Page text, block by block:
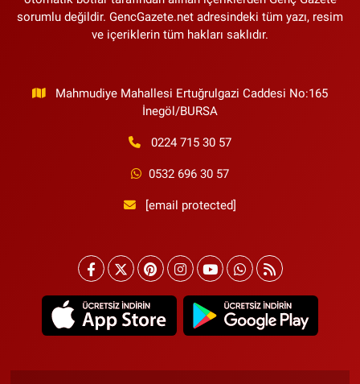
sorumlu değildir. GencGazete.net adresindeki tüm yazı, resim
ve içeriklerin tüm hakları saklıdır.
Mahmudiye Mahallesi Ertuğrulgazi Caddesi No:165
İnegöl/BURSA
0224 715 30 57
0532 696 30 57
[email protected]